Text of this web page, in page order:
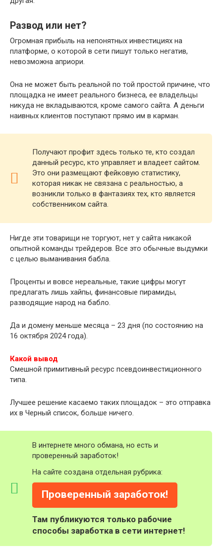
Развод или нет?
Огромная прибыль на непонятных инвестициях на
платформе, о которой в сети пишут только негатив,
невозможна априори.
Она не может быть реальной по той простой причине, что
площадка не имеет реального бизнеса, ее владельцы
никуда не вкладываются, кроме самого сайта. А деньги
наивных клиентов поступают прямо им в карман.
Получают профит здесь только те, кто создал
данный ресурс, кто управляет и владеет сайтом.
Это они размещают фейковую статистику,
которая никак не связана с реальностью, а
возникли только в фантазиях тех, кто является
собственником сайта.
Нигде эти товарищи не торгуют, нет у сайта никакой
опытной команды трейдеров. Все это обычные выдумки
с целью выманивания бабла.
Проценты и вовсе нереальные, такие цифры могут
предлагать лишь хайпы, финансовые пирамиды,
разводящие народ на бабло.
Да и домену меньше месяца – 23 дня (по состоянию на
16 октября 2024 года).
Какой вывод
Смешной примитивный ресурс псевдоинвестиционного
типа.
Лучшее решение касаемо таких площадок – это отправка
их в Черный список, больше ничего.
В интернете много обмана, но есть и
проверенный заработок!
На сайте создана отдельная рубрика:
Проверенный заработок!
Там публикуются только рабочие
способы заработка в сети интернет!